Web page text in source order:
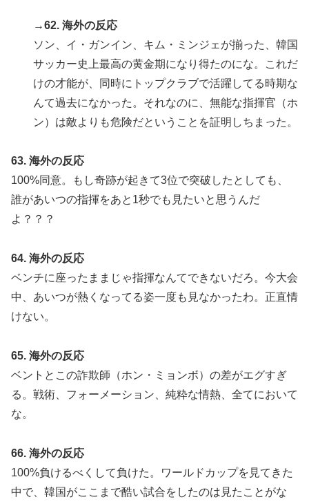
→62. 海外の反応
ソン、イ・ガンイン、キム・ミンジェが揃った、韓国
サッカー史上最高の黄金期になり得たのにな。これだ
けの才能が、同時にトップクラブで活躍してる時期な
んて過去になかった。それなのに、無能な指揮官（ホ
ン）は敵よりも危険だということを証明しちまった。
63. 海外の反応
100%同意。もし奇跡が起きて3位で突破したとしても、
誰があいつの指揮をあと1秒でも見たいと思うんだ
よ？？？
64. 海外の反応
ベンチに座ったままじゃ指揮なんてできないだろ。今大会
中、あいつが熱くなってる姿一度も見なかったわ。正直情
けない。
65. 海外の反応
ベントとこの詐欺師（ホン・ミョンボ）の差がエグすぎ
る。戦術、フォーメーション、純粋な情熱、全てにおいて
な。
66. 海外の反応
100%負けるべくして負けた。ワールドカップを見てきた
中で、韓国がここまで酷い試合をしたのは見たことがな